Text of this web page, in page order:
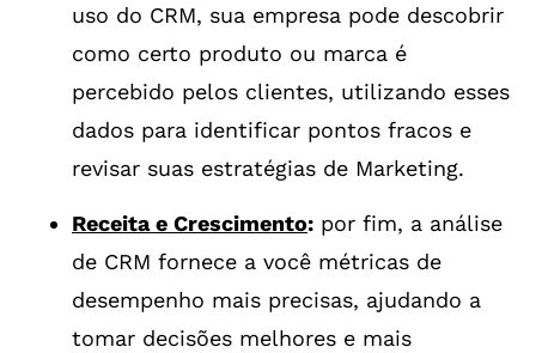
uso do CRM, sua empresa pode descobrir
como certo produto ou marca é
percebido pelos clientes, utilizando esses
dados para identificar pontos fracos e
revisar suas estratégias de Marketing.
Receita e Crescimento: por fim, a análise
de CRM fornece a você métricas de
desempenho mais precisas, ajudando a
tomar decisões melhores e mais